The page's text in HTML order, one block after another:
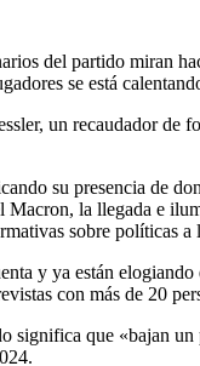
del partido miran
se está
un recaudador de
su presencia de
Macron, la llegada e
sobre políticas
y ya están
con más de 20
significa que «bajan